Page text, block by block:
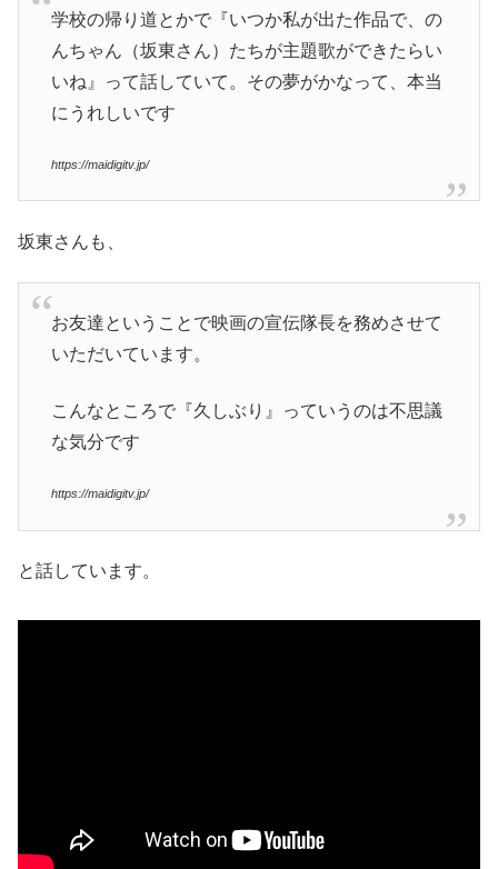
学校の帰り道とかで『いつか私が出た作品で、の
んちゃん（坂東さん）たちが主題歌ができたらい
いね』って話していて。その夢がかなって、本当
にうれしいです
https://maidigitv.jp/
坂東さんも、
お友達ということで映画の宣伝隊長を務めさせて
いただいています。
こんなところで『久しぶり』っていうのは不思議
な気分です
https://maidigitv.jp/
と話しています。